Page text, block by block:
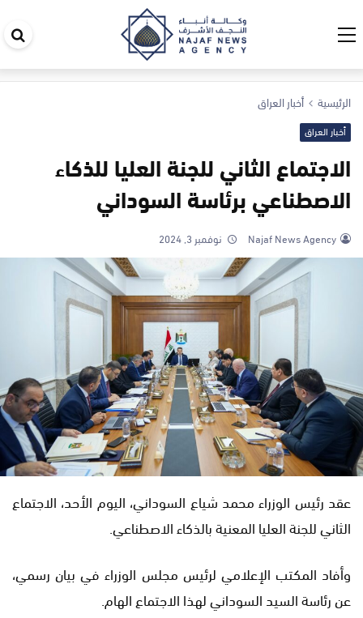
الرئيسية أخبار العراق
أخبار العراق
الاجتماع الثاني للجنة العليا للذكاء
الاصطناعي برئاسة السوداني
Najaf News Agency نوفمبر 3, 2024
عقد رئيس الوزراء محمد شياع السوداني، اليوم الأحد، الاجتماع
الثاني للجنة العليا المعنية بالذكاء الاصطناعي.
وأفاد المكتب الإعلامي لرئيس مجلس الوزراء في بيان رسمي،
عن رئاسة السيد السوداني لهذا الاجتماع الهام.